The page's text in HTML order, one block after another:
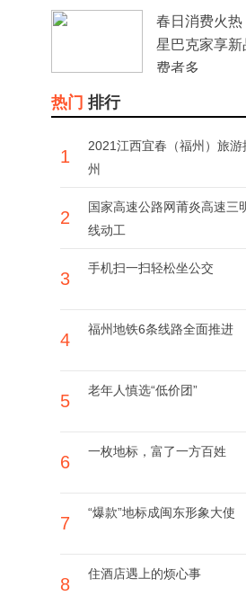
春日消费火热
星巴克家享新
费者多
热门 排行
1
2021江西宜春（福州）旅游
州
2
国家高速公路网莆炎高速三
线动工
3
手机扫一扫轻松坐公交
4
福州地铁6条线路全面推进
5
老年人慎选“低价团”
6
一枚地标，富了一方百姓
7
“爆款”地标成闽东形象大使
8
住酒店遇上的烦心事